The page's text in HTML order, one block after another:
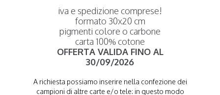
iva e spedizione comprese!
formato 30x20 cm
pigmenti colore o carbone
carta 100% cotone
OFFERTA VALIDA FINO AL
30/09/2026
A richiesta possiamo inserire nella confezione dei
campioni di altre carte e/o tele: in questo modo